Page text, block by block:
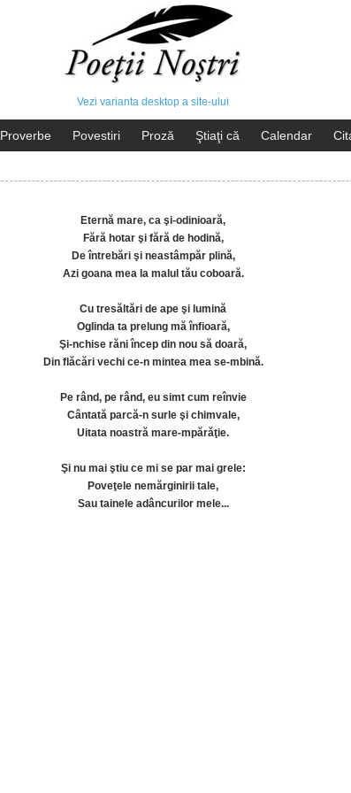
Vezi varianta desktop a site-ului
Proverbe Povestiri Proză Ştiaţi că Calendar
Eternă mare, ca şi-odinioară,
Fără hotar şi fără de hodină,
De întrebări şi neastâmpăr plină,
Azi goana mea la malul tău coboară.
Cu tresăltări de ape şi lumină
Oglinda ta prelung mă înfioară,
Şi-nchise răni încep din nou să doară,
Din flăcări vechi ce-n mintea mea se-mbină.
Pe rând, pe rând, eu simt cum reînvie
Cântată parcă-n surle şi chimvale,
Uitata noastră mare-mpărăţie.
Şi nu mai ştiu ce mi se par mai grele:
Poveţele nemărginirii tale,
Sau tainele adâncurilor mele...